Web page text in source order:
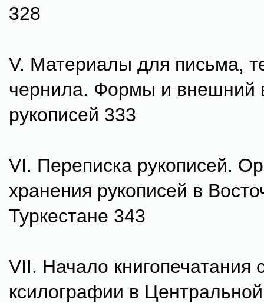
328
V. Материалы для письма,
чернила. Формы и внешний
рукописей 333
VI. Переписка рукописей.
хранения pyкoписей в
Туркестане 343
VII. Начало книгопечатания
ксилографии в